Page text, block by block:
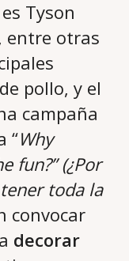
Tyson
entre otras
pollo, y el
campaña
“Why
fun?” (¿Por
toda la
convocar
decorar